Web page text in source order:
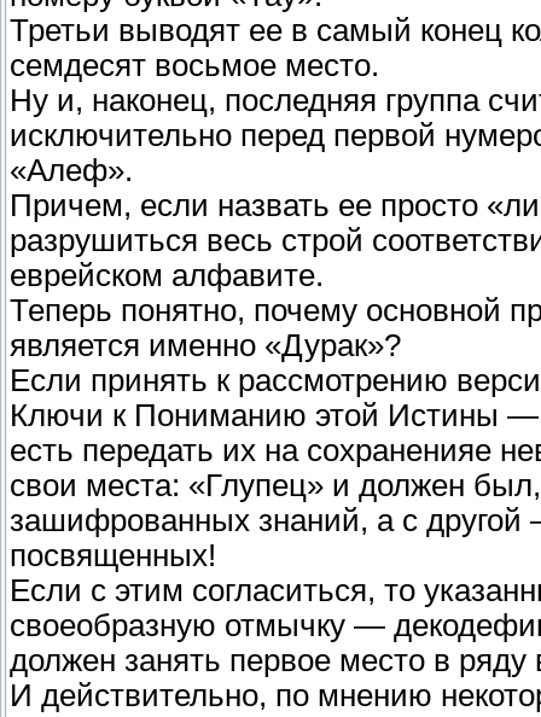
Третьи выводят ее в самый конец
семдесят восьмое место.
Ну и, наконец, последняя группа
исключительно перед первой
«Алеф».
Причем, если назвать ее просто
разрушиться весь строй
еврейском алфавите.
Теперь понятно, почему основной
является именно «Дурак»?
Если принять к рассмотрению
Ключи к Пониманию этой Истины —
есть передать их на сохраненияе
свои места: «Глупец» и должен
зашифрованных знаний, а с
посвященных!
Если с этим согласиться, то
своеобразную отмычку —
должен занять первое место в
И действительно, по мнению